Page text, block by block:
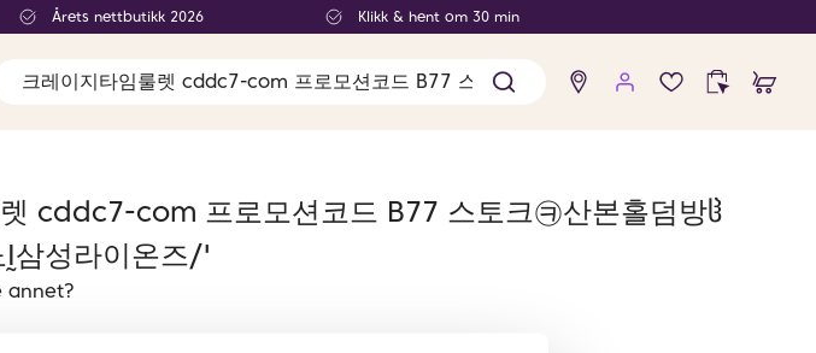
Årets nettbutikk 2026 Klikk & hent om 30 min
Ingen
produkter
cddc7-com 프로모션코드 B77 스토크㉪산본홀덤방ჱ
Ḭ삼성라이온즈/'
annet?